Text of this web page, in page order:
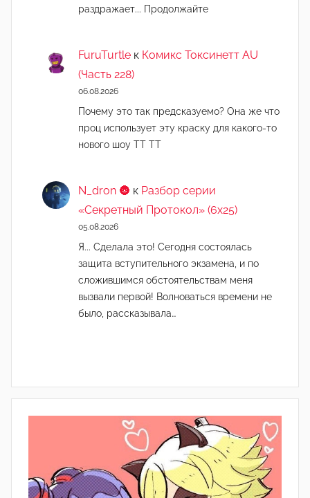
раздражает... Продолжайте
FuruTurtle к Комикс Токсинетт AU
(Часть 228)
06.08.2026
Почему это так предсказуемо? Она же что
проц использует эту краску для какого-то
нового шоу ТТ ТТ
N_dron 🌚 к Разбор серии
«Секретный Протокол» (6х25)
05.08.2026
Я... Сделала это! Сегодня состоялась
защита вступительного экзамена, и по
сложившимся обстоятельствам меня
вызвали первой! Волноваться времени не
было, рассказывала…